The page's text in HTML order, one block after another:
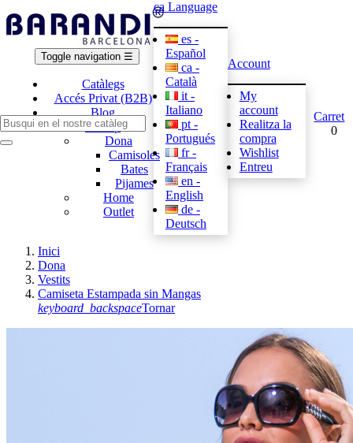
Toggle navigation ☰
Catàlegs
Accés Privat (B2B)
Blog
E-shop
Dona
Camisoles
Bates
Pijames
Home
Outlet
ca Language
es -
Español
ca -
Català
it -
Italiano
pt -
Portugués
fr -
Français
en -
English
de -
Deutsch
Account
My
account
Realitza la
compra
Wishlist
Entreu
Carret
0
Inici
Dona
Vestits
Camiseta Estampada sin Mangas
keyboard_backspaceTornar